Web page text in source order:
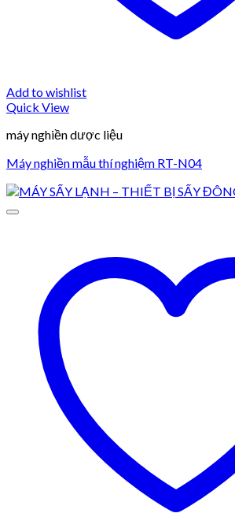
Add to wishlist
Quick View
máy nghiền dược liệu
Máy nghiền mẫu thí nghiệm RT-N04